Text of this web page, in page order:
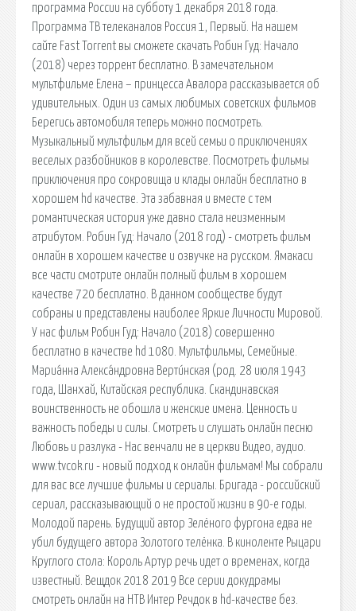
программа России на субботу 1 декабря 2018 года.
Программа ТВ телеканалов Россия 1, Первый. На нашем
сайте Fast Torrent вы сможете скачать Робин Гуд: Начало
(2018) через торрент бесплатно. В замечательном
мультфильме Елена – принцесса Авалора рассказывается об
удивительных. Один из самых любимых советских фильмов
Берегись автомобиля теперь можно посмотреть.
Музыкальный мультфильм для всей семьи о приключениях
веселых разбойников в королевстве. Посмотреть фильмы
приключения про сокровища и клады онлайн бесплатно в
хорошем hd качестве. Эта забавная и вместе с тем
романтическая история уже давно стала неизменным
атрибутом. Робин Гуд: Начало (2018 год) - смотреть фильм
онлайн в хорошем качестве и озвучке на русском. Ямакаси
все части смотрите онлайн полный фильм в хорошем
качестве 720 бесплатно. В данном сообществе будут
собраны и представлены наиболее Яркие Личности Мировой.
У нас фильм Робин Гуд: Начало (2018) совершенно
бесплатно в качестве hd 1080. Мультфильмы, Семейные.
Мариа́нна Алекса́ндровна Верти́нская (род. 28 июля 1943
года, Шанхай, Китайская республика. Скандинавская
воинственность не обошла и женские имена. Ценность и
важность победы и силы. Смотреть и слушать онлайн песню
Любовь и разлука - Нас венчали не в церкви Видео, аудио.
www.tvcok.ru - новый подход к онлайн фильмам! Мы собрали
для вас все лучшие фильмы и сериалы. Бригада - российский
сериал, рассказывающий о не простой жизни в 90-е годы.
Молодой парень. Будущий автор Зелёного фургона едва не
убил будущего автора Золотого телёнка. В киноленте Рыцари
Круглого стола: Король Артур речь идет о временах, когда
известный. Вещдок 2018 2019 Все серии докудрамы
смотреть онлайн на НТВ Интер Речдок в hd-качестве без.